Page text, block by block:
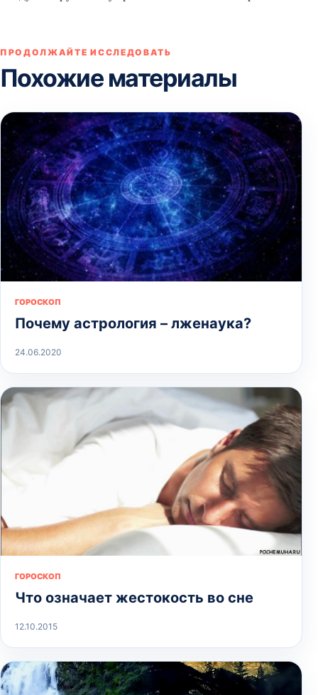
ПРОДОЛЖАЙТЕ ИССЛЕДОВАТЬ
Похожие материалы
ГОРОСКОП
Почему астрология – лженаука?
24.06.2020
ГОРОСКОП
Что означает жестокость во сне
12.10.2015